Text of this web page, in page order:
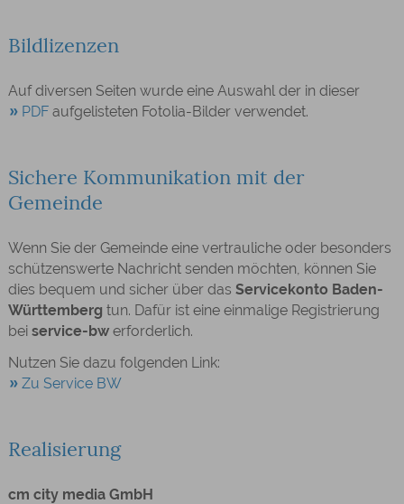
Bildlizenzen
Auf diversen Seiten wurde eine Auswahl der in dieser
PDFaufgelisteten Fotolia-Bilder verwendet.
Sichere Kommunikation mit der
Gemeinde
Wenn Sie der Gemeinde eine vertrauliche oder besonders
schützenswerte Nachricht senden möchten, können Sie
dies bequem und sicher über das Servicekonto Baden-
Württemberg tun. Dafür ist eine einmalige Registrierung
bei service-bwerforderlich.
Nutzen Sie dazu folgenden Link:
Zu Service BW
Realisierung
cm city media GmbH